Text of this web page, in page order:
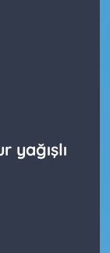
yağışlı